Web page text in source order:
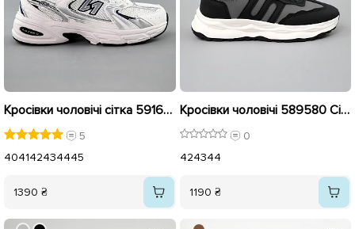
Кросівки чоловічі сітка 591602 Білі сині
5
404142434445
1390 ₴
Кросівки чоловічі 589580 Сірі чорні
0
424344
1190 ₴